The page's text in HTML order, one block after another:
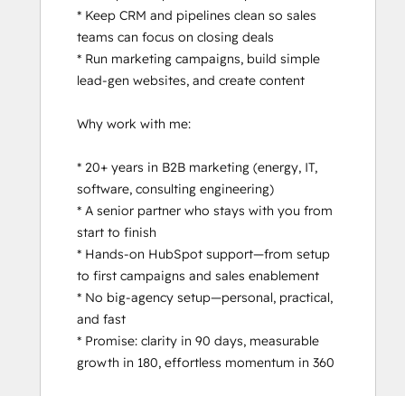
* Keep CRM and pipelines clean so sales
teams can focus on closing deals
* Run marketing campaigns, build simple
lead-gen websites, and create content
Why work with me:
* 20+ years in B2B marketing (energy, IT,
software, consulting engineering)
* A senior partner who stays with you from
start to finish
* Hands-on HubSpot support—from setup
to first campaigns and sales enablement
* No big-agency setup—personal, practical,
and fast
* Promise: clarity in 90 days, measurable
growth in 180, effortless momentum in 360